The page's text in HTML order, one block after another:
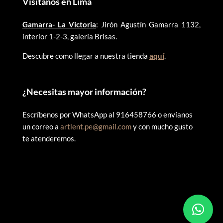
Gamarra- La Victoria: Jirón Agustín Gamarra 1132,
interior 1-2-3, galería Brisas.
Descubre como llegar a nuestra tienda aquí.
¿Necesitas mayor información?
Escríbenos por WhatsApp al 916458766 o envíanos
un correo a artlent.pe@gmail.comy con mucho gusto
te atenderemos.
2025 ARTLENT PERÚ – RUC:20606409207 – Todos los